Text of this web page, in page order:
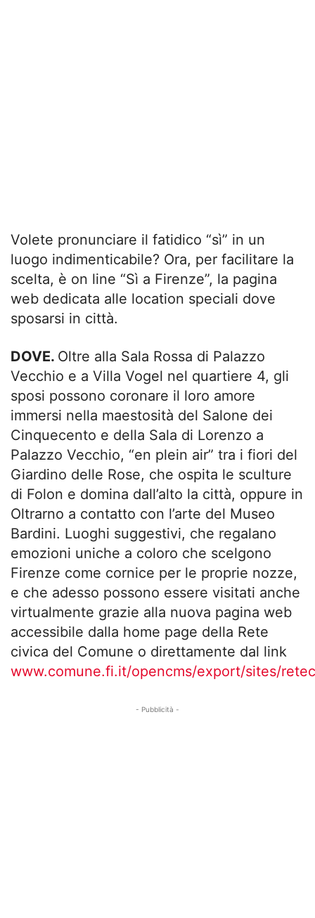
Volete pronunciare il fatidico “sì” in un
luogo indimenticabile? Ora, per facilitare la
scelta, è on line “Sì a Firenze”, la pagina
web dedicata alle location speciali dove
sposarsi in città.
DOVE. Oltre alla Sala Rossa di Palazzo
Vecchio e a Villa Vogel nel quartiere 4, gli
sposi possono coronare il loro amore
immersi nella maestosità del Salone dei
Cinquecento e della Sala di Lorenzo a
Palazzo Vecchio, “en plein air” tra i fiori del
Giardino delle Rose, che ospita le sculture
di Folon e domina dall’alto la città, oppure in
Oltrarno a contatto con l’arte del Museo
Bardini. Luoghi suggestivi, che regalano
emozioni uniche a coloro che scelgono
Firenze come cornice per le proprie nozze,
e che adesso possono essere visitati anche
virtualmente grazie alla nuova pagina web
accessibile dalla home page della Rete
civica del Comune o direttamente dal link
www.comune.fi.it/opencms/export/sites/
- Pubblicità -